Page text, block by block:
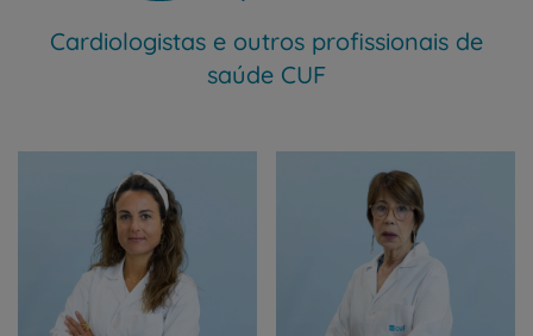
Cardiologistas e outros profissionais de
saúde CUF